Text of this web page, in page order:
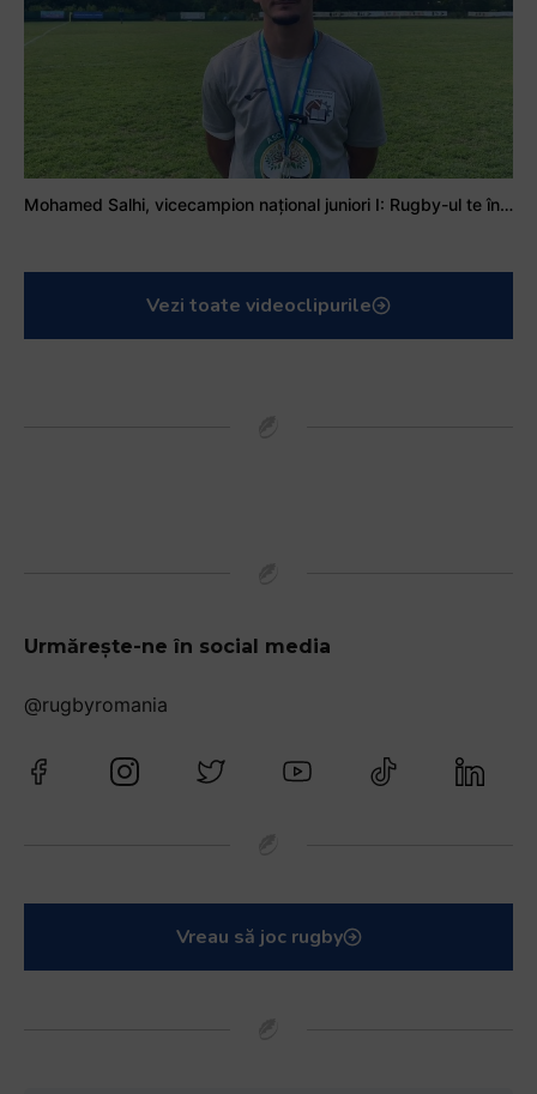
Mohamed Salhi, vicecampion național juniori I: Rugby-ul te învață să accepți și înfrângerile
Vezi toate videoclipurile
Urmărește-ne în social media
@rugbyromania
Vreau să joc rugby